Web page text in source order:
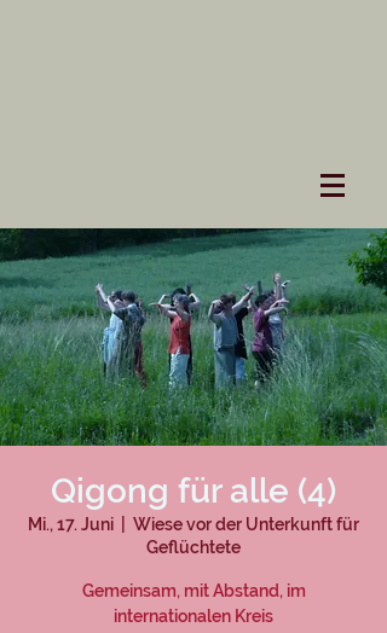
Qigong für alle (4)
Mi., 17. Juni
Wiese vor der Unterkunft für
Geflüchtete
Gemeinsam, mit Abstand, im
internationalen Kreis